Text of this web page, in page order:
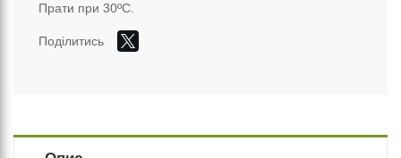
Прати при 30ºС.
Поділитись